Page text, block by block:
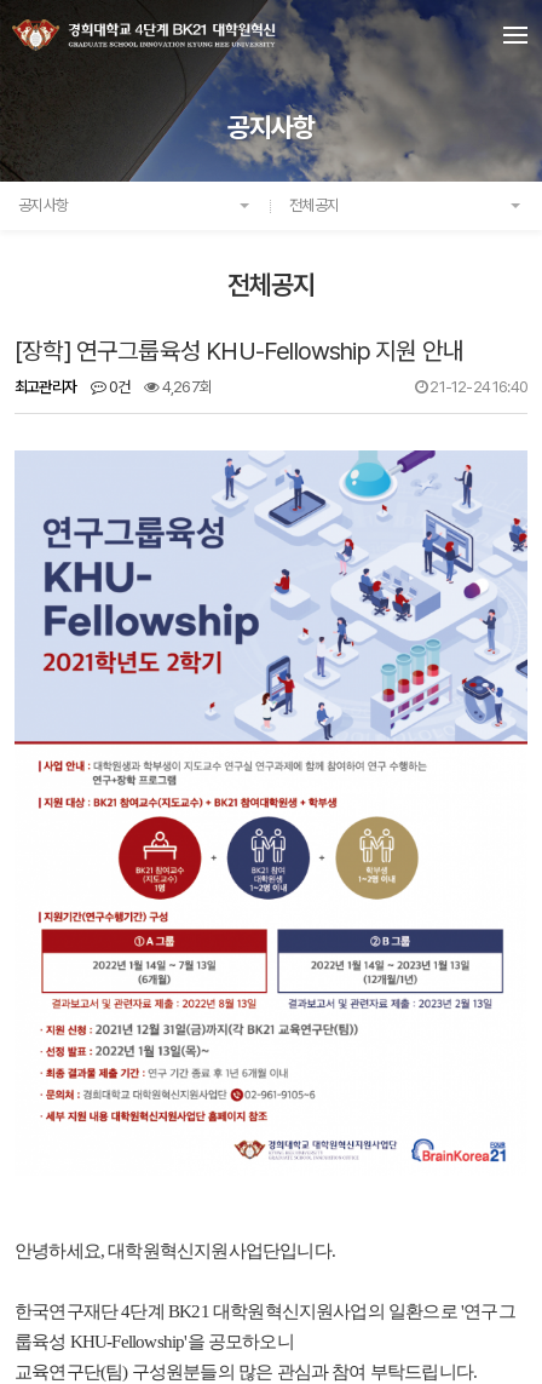
공지사항
공지사항 전체공지
전체공지
[장학] 연구그룹육성 KHU-Fellowship 지원 안내
최고관리자 0건 4,267회 21-12-24 16:40
안녕하세요, 대학원혁신지원사업단입니다.
한국연구재단 4단계 BK21 대학원혁신지원사업의 일환으로 '연구그
룹육성 KHU-Fellowship'을 공모하오니
교육연구단(팀) 구성원분들의 많은 관심과 참여 부탁드립니다.